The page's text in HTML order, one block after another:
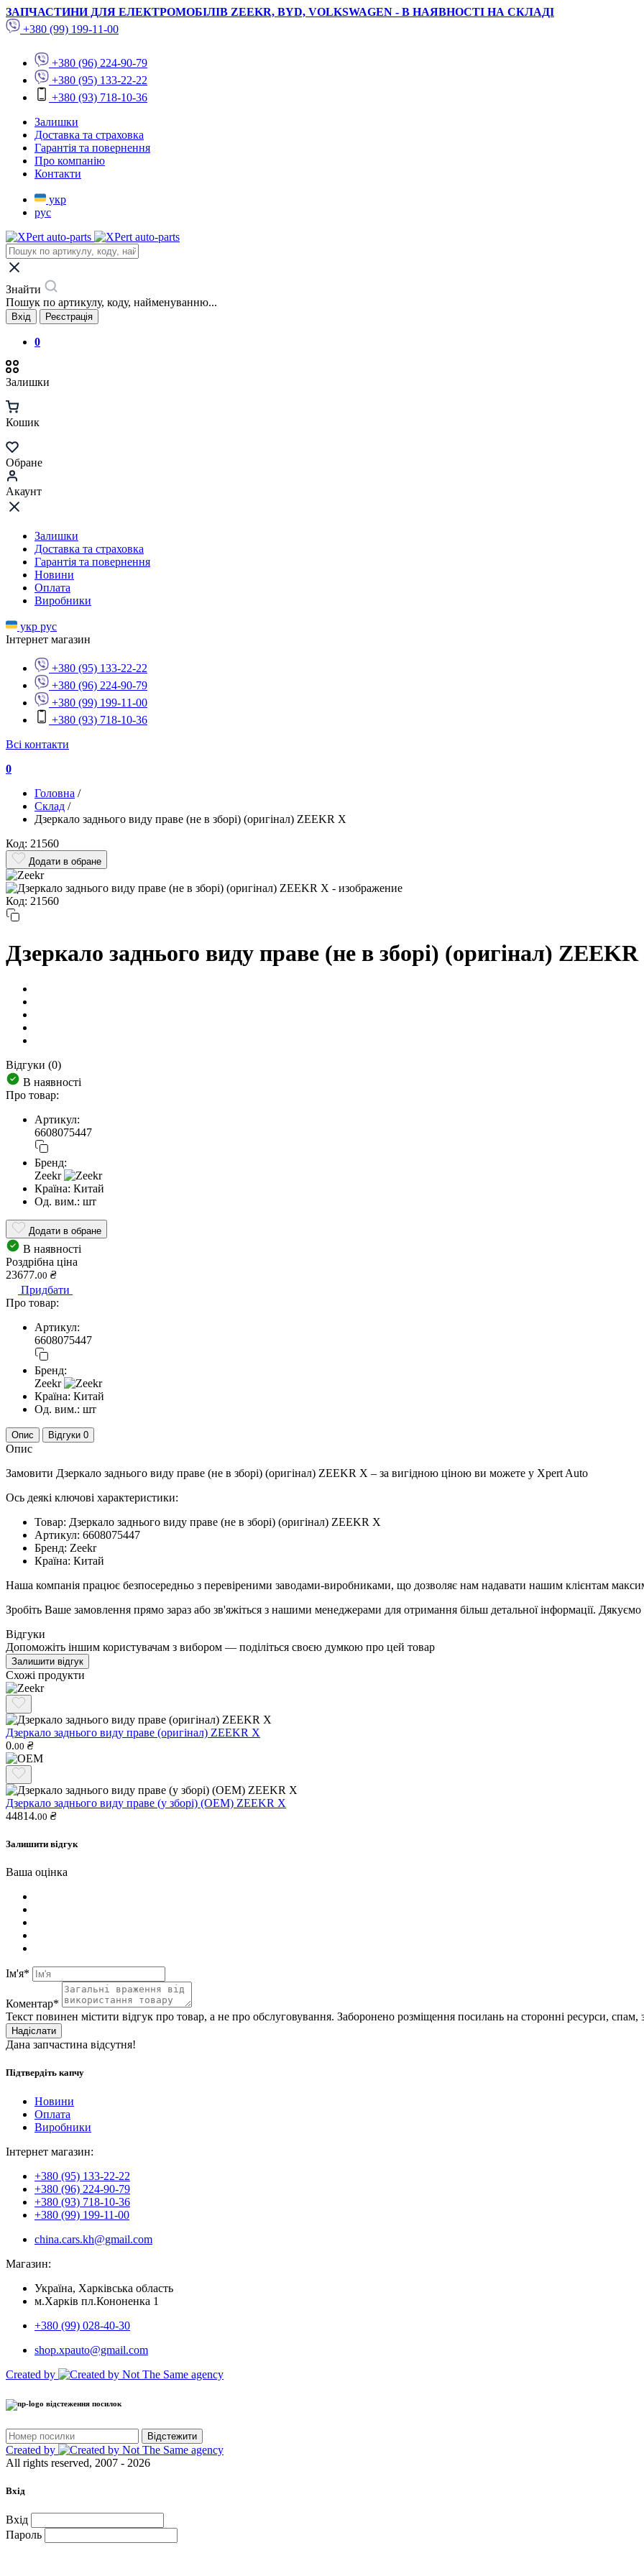
ЗАПЧАСТИНИ ДЛЯ ЕЛЕКТРОМОБІЛІВ ZEEKR, BYD, VOLKSWAGEN - В НАЯВНОСТІ НА СКЛАДІ
+380 (99) 199-11-00
+380 (96) 224-90-79
+380 (95) 133-22-22
+380 (93) 718-10-36
Залишки
Доставка та страховка
Гарантія та повернення
Про компанію
Контакти
укр
рус
Знайти
Пошук по артикулу, коду, найменуванню...
Вхід Реєстрація
0
Залишки
Кошик
Обране
Акаунт
Залишки
Доставка та страховка
Гарантія та повернення
Новини
Оплата
Виробники
укр рус
Інтернет магазин
+380 (95) 133-22-22
+380 (96) 224-90-79
+380 (99) 199-11-00
+380 (93) 718-10-36
Всі контакти
0
Головна /
Склад /
Дзеркало заднього виду праве (не в зборі) (оригінал) ZEEKR X
Код: 21560
Додати в обране
Код: 21560
Дзеркало заднього виду праве (не в зборі) (оригінал)
Відгуки (0)
В наявності
Про товар:
Артикул:
6608075447
Бренд:
Zeekr
Країна: Китай
Од. вим.: шт
Додати в обране
В наявності
Роздрібна ціна
23677.00 ₴
Придбати
Про товар:
Артикул:
6608075447
Бренд:
Zeekr
Країна: Китай
Од. вим.: шт
Опис Відгуки 0
Опис
Замовити Дзеркало заднього виду праве (не в зборі) (оригінал) ZEEKR X – за вигідною ціною ви можете у Xpert Auto
Ось деякі ключові характеристики:
Товар: Дзеркало заднього виду праве (не в зборі) (оригінал) ZEEKR X
Артикул: 6608075447
Бренд: Zeekr
Країна: Китай
Наша компанія працює безпосередньо з перевіреними заводами-виробниками, що дозволяє нам надавати нашим клієнтам
Зробіть Ваше замовлення прямо зараз або зв'яжіться з нашими менеджерами для отримання більш детальної інформації.
Відгуки
Допоможіть іншим користувачам з вибором — поділіться своєю думкою про цей товар
Залишити відгук
Схожі продукти
Дзеркало заднього виду праве (оригінал) ZEEKR X
0.00 ₴
Дзеркало заднього виду праве (у зборі) (OEM) ZEEKR X
44814.00 ₴
Залишити відгук
Ваша оцінка
Ім'я*
Коментар*
Текст повинен містити відгук про товар, а не про обслуговування. Заборонено розміщення посилань на сторонні ресурси, спам,
Надіслати
Дана запчастина відсутня!
Підтвердіть капчу
Новини
Оплата
Виробники
Інтернет магазин:
+380 (95) 133-22-22
+380 (96) 224-90-79
+380 (93) 718-10-36
+380 (99) 199-11-00
china.cars.kh@gmail.com
Магазин:
Україна, Харківська область
м.Харків пл.Кононенка 1
+380 (99) 028-40-30
shop.xpauto@gmail.com
Created by
відстеження посилок
Відстежити
Created by
All rights reserved, 2007 - 2026
Вхід
Вхід
Пароль